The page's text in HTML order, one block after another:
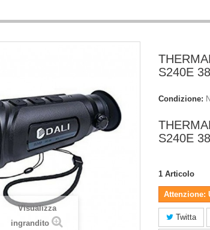
Visualizza
ingrandito
S240E
Condizione:
S240E
1 Articolo
Attenzione:
Twitta